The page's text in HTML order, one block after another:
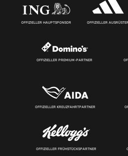
OFFIZIELLER HAUPTSPONSOR OFFIZIELLER
OFFIZIELLER PREMIUM-PARTNER
OFFIZIELLER KREUZFAHRTPARTNER
OFFIZIELLER FRÜHSTÜCKSPARTNER